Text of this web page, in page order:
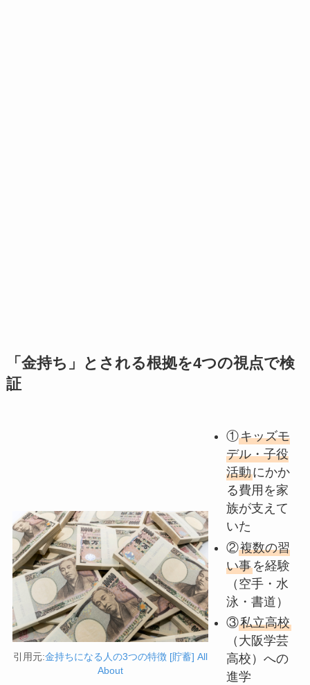
「金持ち」とされる根拠を4つの視点で検
証
引用元:金持ちになる人の3つの特徴 [貯蓄] All
About
①キッズモ
デル・子役
活動にかか
る費用を家
族が支えて
いた
②複数の習
い事を経験
（空手・水
泳・書道）
③私立高校
（大阪学芸
高校）への
進学